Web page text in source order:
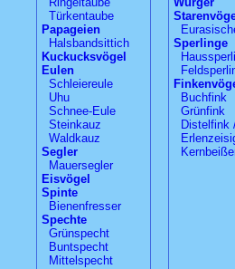
Türkentaube
Papageien
Halsbandsittich
Kuckucksvögel
Eulen
Schleiereule
Uhu
Schnee-Eule
Steinkauz
Waldkauz
Segler
Mauersegler
Eisvögel
Spinte
Bienenfresser
Spechte
Grünspecht
Buntspecht
Mittelspecht
Sperlinge
Buchfink
Grünfink
Distelfink